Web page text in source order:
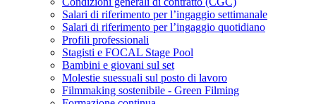
Salari di riferimento per l’ingaggio settimanale
Salari di riferimento per l’ingaggio quotidiano
Profili professionali
Stagisti e FOCAL Stage Pool
Bambini e giovani sul set
Molestie suessuali sul posto di lavoro
Filmmaking sostenibile - Green Filming